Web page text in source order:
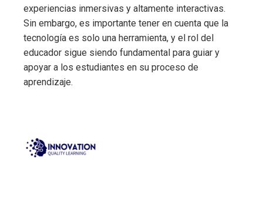
experiencias inmersivas y altamente interactivas.
Sin embargo, es importante tener en cuenta que la
tecnología es solo una herramienta, y el rol del
educador sigue siendo fundamental para guiar y
apoyar a los estudiantes en su proceso de
aprendizaje.